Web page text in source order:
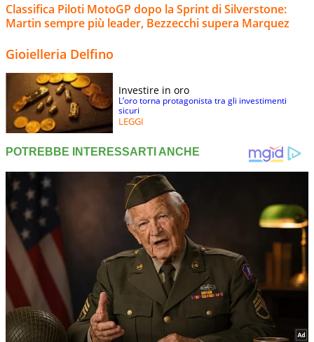
Classifica Piloti MotoGP dopo la Sprint di Silverstone:
Martin sempre più leader, Bezzecchi supera Marquez
Gioielleria Delfino
Investire in oro
L’oro torna protagonista tra gli investimenti
sicuri
LEGGI